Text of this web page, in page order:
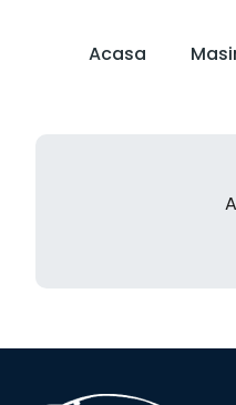
Acasa